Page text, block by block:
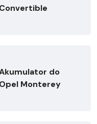
Convertible
do
Opel Monterey